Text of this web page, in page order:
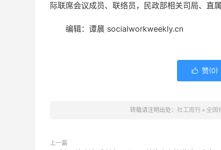
际联席会议成员、联络员，民政部相关司局、直
编辑：谭晨 socialworkweekly.cn
 赞(0)
转载请注明出处： 社工周刊 » 全国
上一篇